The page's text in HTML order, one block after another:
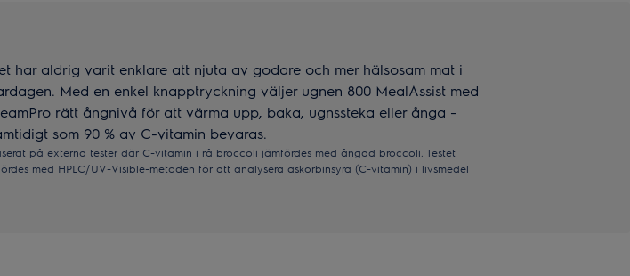
har aldrig varit enklare att njuta av godare och mer hälsosam mat i
Med en enkel knapptryckning väljer ugnen 800 MealAssist med
rätt ångnivå för att värma upp, baka, ugnssteka eller ånga –
som 90 % av C-vitamin bevaras.
på externa tester där C-vitamin i rå broccoli jämfördes med ångad broccoli. Testet
med HPLC/UV-Visible-metoden för att analysera askorbinsyra (C-vitamin) i livsmedel